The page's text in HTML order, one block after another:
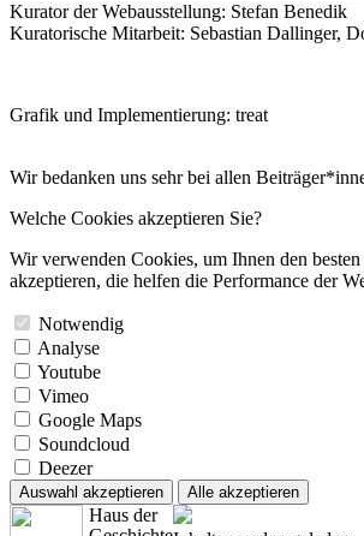
Kurator der Webausstellung: Stefan Benedik
Kuratorische Mitarbeit: Sebastian Dallinger,
Grafik und Implementierung: treat
Wir bedanken uns sehr bei allen
Welche Cookies akzeptieren Sie?
Wir verwenden Cookies, um Ihnen den
akzeptieren, die helfen die Performance der
Notwendig
Analyse
Youtube
Vimeo
Google Maps
Soundcloud
Deezer
Auswahl akzeptieren Alle akzeptieren
Haus der